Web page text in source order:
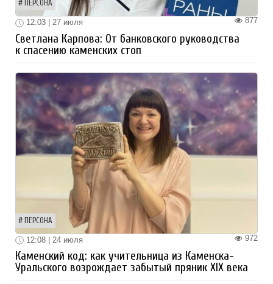
ПЕРСОНА
877
12:03 | 27 июля
Светлана Карпова: От банковского руководства
к спасению каменских стоп
ПЕРСОНА
972
12:08 | 24 июля
Каменский код: как учительница из Каменска-
Уральского возрождает забытый пряник XIX века